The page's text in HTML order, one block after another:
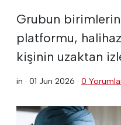
Grubun
platformu,
kişinin uzaktan
in · 01 Jun 2026 · 0